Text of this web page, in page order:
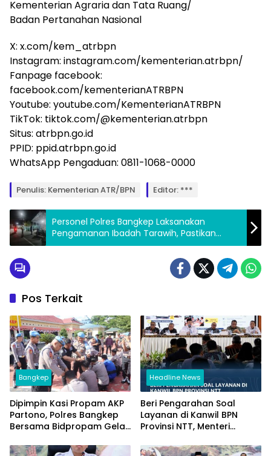
Kementerian Agraria dan Tata Ruang/
Badan Pertanahan Nasional
X: x.com/kem_atrbpn
Instagram: instagram.com/kementerian.atrbpn/
Fanpage facebook:
facebook.com/kementerianATRBPN
Youtube: youtube.com/KementerianATRBPN
TikTok: tiktok.com/@kementerian.atrbpn
Situs: atrbpn.go.id
PPID: ppid.atrbpn.go.id
WhatsApp Pengaduan: 0811-1068-0000
Penulis: Kementerian ATR/BPN Editor: ***
Personel Polres Bangkep Laksanakan
Pengamanan Ibadah Tarawih, Pastikan
Situasi Kondusif
Pos Terkait
Bangkep
Dipimpin Kasi Propam AKP
Partono, Polres Bangkep
Bersama Bidpropam Gelar
Headline News
Beri Pengarahan Soal
Layanan di Kanwil BPN
Provinsi NTT, Menteri
Pandang Masyarakat